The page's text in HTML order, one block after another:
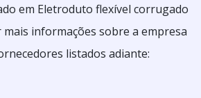
em Eletroduto flexível corrugado
informações sobre a empresa
listados adiante: